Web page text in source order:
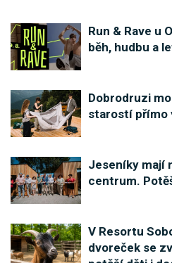
Run & Rave u
běh, hudbu a
Dobrodruzi
starostí přímo
Jeseníky mají
centrum.
V Resortu
dvoreček se